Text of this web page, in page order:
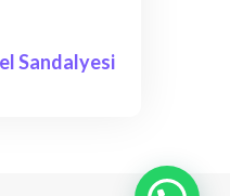
Sandalyesi